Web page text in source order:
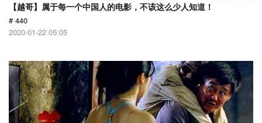
【越哥】属于每一个中国人的电影，不该这么少人知道！
# 440
2020-01-22 05:05